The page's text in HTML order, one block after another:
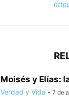
Moisés y Elías:
Verdad y Vida - 7 de